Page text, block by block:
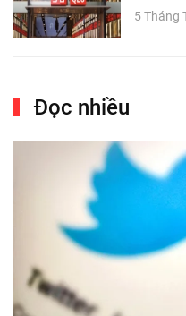
5 Tháng
Đọc nhiều